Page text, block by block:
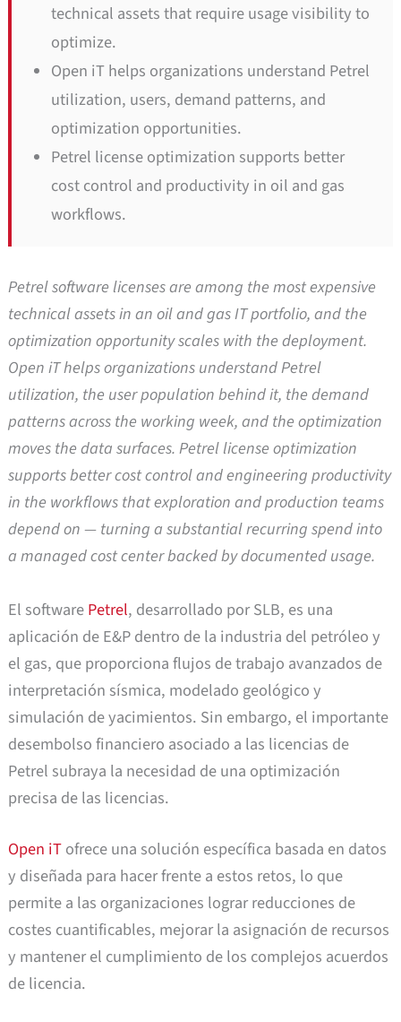
technical assets that require usage visibility to
optimize.
Open iT helps organizations understand Petrel
utilization, users, demand patterns, and
optimization opportunities.
Petrel license optimization supports better
cost control and productivity in oil and gas
workflows.
Petrel software licenses are among the most expensive
technical assets in an oil and gas IT portfolio, and the
optimization opportunity scales with the deployment.
Open iT helps organizations understand Petrel
utilization, the user population behind it, the demand
patterns across the working week, and the optimization
moves the data surfaces. Petrel license optimization
supports better cost control and engineering productivity
in the workflows that exploration and production teams
depend on — turning a substantial recurring spend into
a managed cost center backed by documented usage.
El softwarePetrel, desarrollado por SLB, es una
aplicación de E&P dentro de la industria del petróleo y
el gas, que proporciona flujos de trabajo avanzados de
interpretación sísmica, modelado geológico y
simulación de yacimientos. Sin embargo, el importante
desembolso financiero asociado a las licencias de
Petrel subraya la necesidad de una optimización
precisa de las licencias.
Open iTofrece una solución específica basada en datos
y diseñada para hacer frente a estos retos, lo que
permite a las organizaciones lograr reducciones de
costes cuantificables, mejorar la asignación de recursos
y mantener el cumplimiento de los complejos acuerdos
de licencia.